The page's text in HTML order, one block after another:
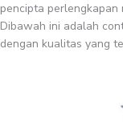
pencipta perlengkapan
Dibawah ini adalah
dengan kualitas yang